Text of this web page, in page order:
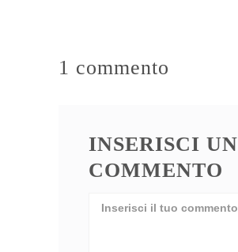
1 commento
INSERISCI UN
COMMENTO